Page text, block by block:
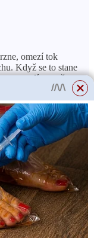
omezí tok
Když se to stane
a vsadím se, že po
li to opravit, je
je příčinou.
místě, dostanete pod
navrhl, ale nic se
lze odhadnout,
možná kvůli pohonu